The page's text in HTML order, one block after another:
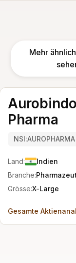
Mehr
Aurobindo
Pharma
NSI:AUROPHARMA
Land:
Indien
Branche:
Grösse:X-Large
Gesamte